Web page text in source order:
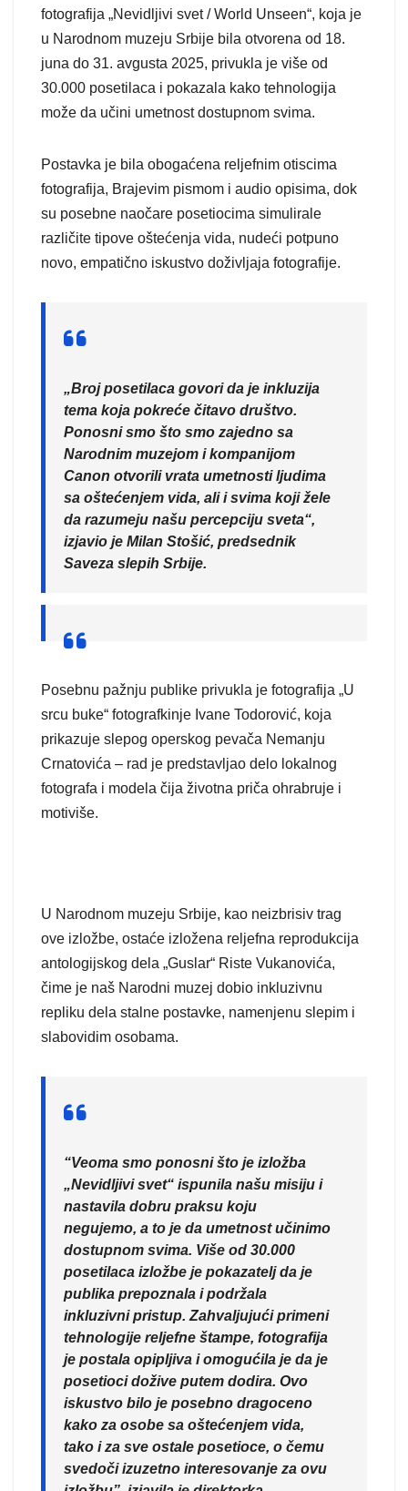
fotografija „Nevidljivi svet / World Unseen“, koja je
u Narodnom muzeju Srbije bila otvorena od 18.
juna do 31. avgusta 2025, privukla je više od
30.000 posetilaca i pokazala kako tehnologija
može da učini umetnost dostupnom svima.
Postavka je bila obogaćena reljefnim otiscima
fotografija, Brajevim pismom i audio opisima, dok
su posebne naočare posetiocima simulirale
različite tipove oštećenja vida, nudeći potpuno
novo, empatično iskustvo doživljaja fotografije.
„Broj posetilaca govori da je inkluzija
tema koja pokreće čitavo društvo.
Ponosni smo što smo zajedno sa
Narodnim muzejom i kompanijom
Canon otvorili vrata umetnosti ljudima
sa oštećenjem vida, ali i svima koji žele
da razumeju našu percepciju sveta“,
izjavio je Milan Stošić, predsednik
Saveza slepih Srbije.
Posebnu pažnju publike privukla je fotografija „U
srcu buke“ fotografkinje Ivane Todorović, koja
prikazuje slepog operskog pevača Nemanju
Crnatovića – rad je predstavljao delo lokalnog
fotografa i modela čija životna priča ohrabruje i
motiviše.
U Narodnom muzeju Srbije, kao neizbrisiv trag
ove izložbe, ostaće izložena reljefna reprodukcija
antologijskog dela „Guslar“ Riste Vukanovića,
čime je naš Narodni muzej dobio inkluzivnu
repliku dela stalne postavke, namenjenu slepim i
slabovidim osobama.
“Veoma smo ponosni što je izložba
„Nevidljivi svet“ ispunila našu misiju i
nastavila dobru praksu koju
negujemo, a to je da umetnost učinimo
dostupnom svima. Više od 30.000
posetilaca izložbe je pokazatelj da je
publika prepoznala i podržala
inkluzivni pristup. Zahvaljujući primeni
tehnologije reljefne štampe, fotografija
je postala opipljiva i omogućila je da je
posetioci dožive putem dodira. Ovo
iskustvo bilo je posebno dragoceno
kako za osobe sa oštećenjem vida,
tako i za sve ostale posetioce, o čemu
svedoči izuzetno interesovanje za ovu